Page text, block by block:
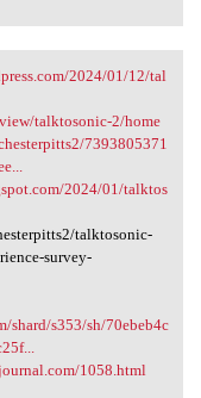
2024/01/12/tal
talktosonic-2/home
7393805371
2024/01/talktos
talktosonic-
survey-
shard/s353/sh/70ebeb4c
1058.html